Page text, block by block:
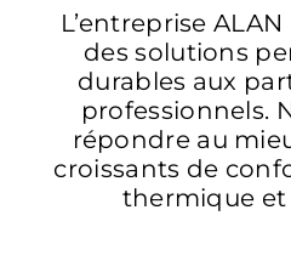
L’entreprise
des solutions
durables aux
professionnels.
répondre au
croissants de
thermique